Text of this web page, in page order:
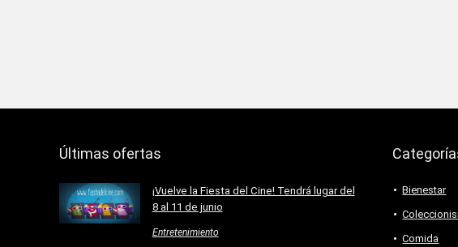
Últimas ofertas
¡Vuelve la Fiesta del Cine! Tendrá lugar del
8 al 11 de junio
Entretenimiento
Bienestar
Comida